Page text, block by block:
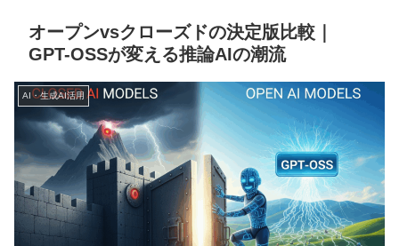
オープンvsクローズドの決定版比較｜
GPT-OSSが変える推論AIの潮流
AI・生成AI活用